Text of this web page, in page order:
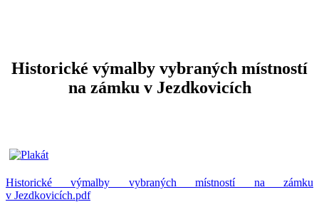
Historické výmalby vybraných místností
na zámku v Jezdkovicích
Historické výmalby vybraných místností na zámku
v Jezdkovicích.pdf